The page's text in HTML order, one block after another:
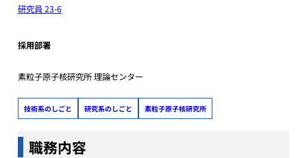
研究員 23-6
採用部署
素粒子原子核研究所 理論センター
技術系のしごと 研究系のしごと 素粒子原子核研究所
職務内容